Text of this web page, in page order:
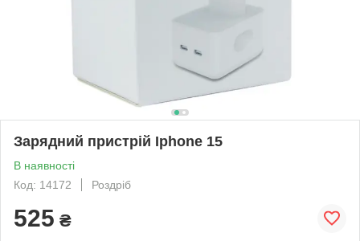
Зарядний пристрій Iphone 15
В наявності
Код: 14172
Роздріб
525 ₴